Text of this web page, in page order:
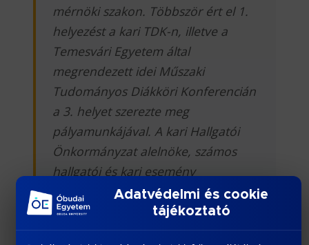
mérnöki szakon. Többször ért el 1.
helyezést a kari TDK-n, illetve a
Temesvári Egyetem által
megrendezett idei Műszaki
Tudományos Diákköri Konferencián
a 3. helyet szerezte meg
pályamunkájával. A kari Hallgatói
Önkormányzat alelnöke, számos
hallgatói és kari esemény
szervezésében segédkezett. A
Mechatronikai és Járműtechnikai
Intézetben demonstrátorként, majd
Adatvédelmi és cookie
tájékoztató